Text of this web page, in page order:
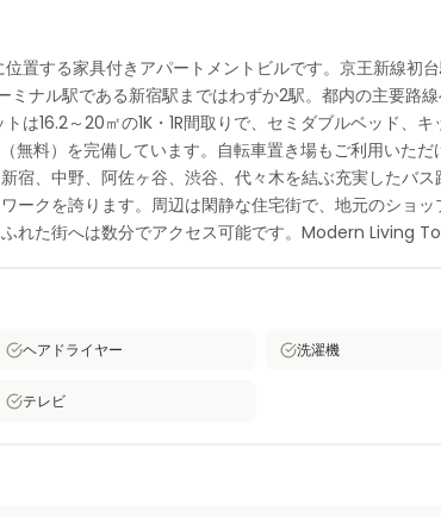
置する家具付きアパートメントビルです。京王新線初
ナル駅である新宿駅まではわずか2駅。都内の主要路
は16.2～20㎡の1K・1R間取りで、セミダブルベッド、キ
無料）を完備しています。自転車置き場もご利用いただ
宿、中野、阿佐ヶ谷、渋谷、代々木を結ぶ充実したバス
ークを誇ります。周辺は閑静な住宅街で、地元のショッ
れた街へは数分でアクセス可能です。Modern Living
す。
ヘアドライヤー 洗濯機
テレビ